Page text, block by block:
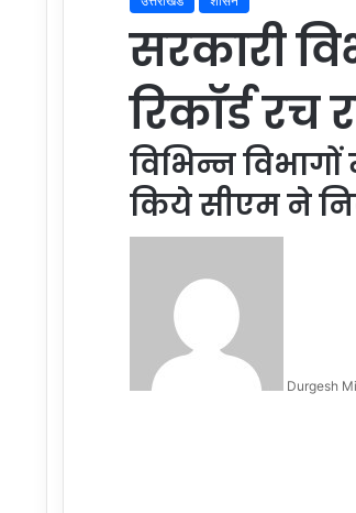
सरकारी
रिकॉर्ड रच
विभिन्न
किये सीएम ने
Durgesh